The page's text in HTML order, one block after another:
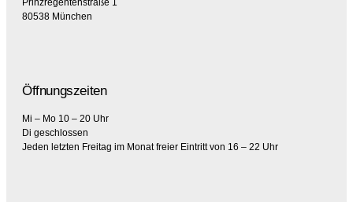
Prinzregentenstraße 1
80538 München
Öffnungszeiten
Mi – Mo 10 – 20 Uhr
Di geschlossen
Jeden letzten Freitag im Monat freier Eintritt von 16 – 22 Uhr